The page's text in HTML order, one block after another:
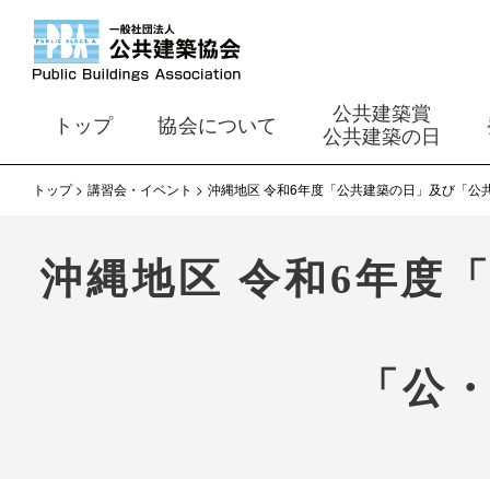
トップ 協会について
公共建築賞
公共建築の日
トップ 講習会・イベント 沖縄地区 令和6年度「公共建築の日」及び「
沖縄地区 令和6年度
「公